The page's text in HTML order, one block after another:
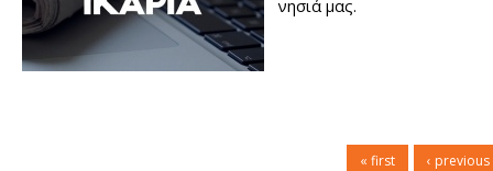
νησιά μας.
« first ‹ previous